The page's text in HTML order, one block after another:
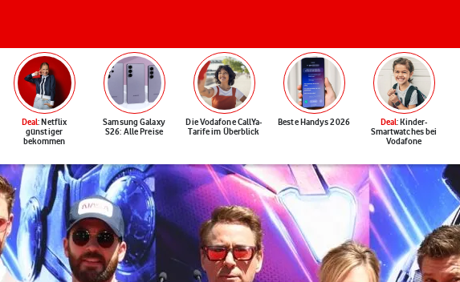
Deal: Netflix
günstiger
bekommen
Samsung Galaxy
S26: Alle Preise
Die Vodafone CallYa-
Tarife im Überblick
Beste Handys 2026 Deal: Kinder-
Smartwatches bei
Vodafone